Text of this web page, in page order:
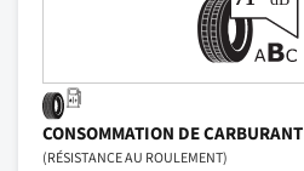
CONSOMMATION DE CARBURANT
(RÉSISTANCE AU ROULEMENT)